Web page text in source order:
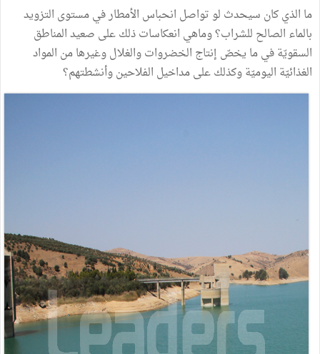
ما الذيكان سيحدث لوتواصل انحباس الأمطارفيمستوى التزويد
بالماء الصالح للشراب؟وماهي انعكاساتذلكعلى صعيدالمناطق
السقويّةفيما يخصّ إنتاج الخضرواتوالغلالوغيرهامن المواد
الغذائيّة اليوميّةوكذلكعلىمداخيل الفلاحينوأنشطتهم؟